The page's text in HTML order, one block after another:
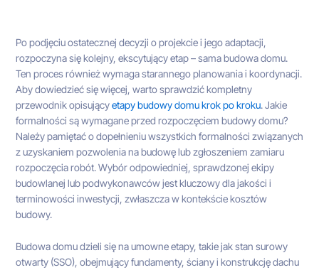
Po podjęciu ostatecznej decyzji o projekcie i jego adaptacji,
rozpoczyna się kolejny, ekscytujący etap – sama budowa domu.
Ten proces również wymaga starannego planowania i koordynacji.
Aby dowiedzieć się więcej, warto sprawdzić kompletny
przewodnik opisującyetapy budowy domu krok po kroku. Jakie
formalności są wymagane przed rozpoczęciem budowy domu?
Należy pamiętać o dopełnieniu wszystkich formalności związanych
z uzyskaniem pozwolenia na budowę lub zgłoszeniem zamiaru
rozpoczęcia robót. Wybór odpowiedniej, sprawdzonej ekipy
budowlanej lub podwykonawców jest kluczowy dla jakości i
terminowości inwestycji, zwłaszcza w kontekście kosztów
budowy.
Budowa domu dzieli się na umowne etapy, takie jak stan surowy
otwarty (SSO), obejmujący fundamenty, ściany i konstrukcję dachu